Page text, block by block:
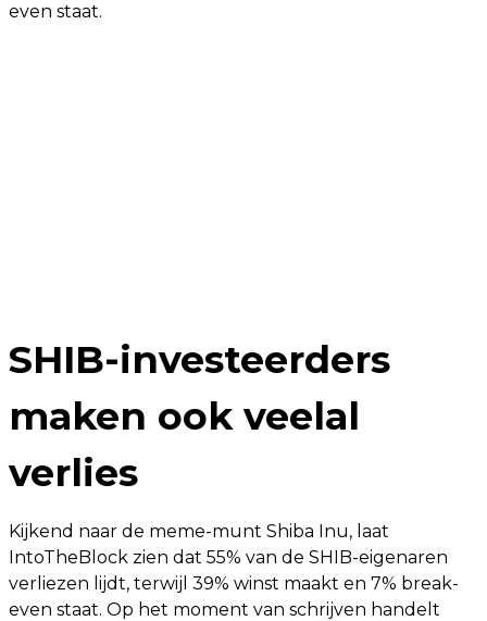
even staat.
SHIB-investeerders
maken ook veelal
verlies
Kijkend naar de meme-munt Shiba Inu, laat
IntoTheBlock zien dat 55% van de SHIB-eigenaren
verliezen lijdt, terwijl 39% winst maakt en 7% break-
even staat. Op het moment van schrijven handelt